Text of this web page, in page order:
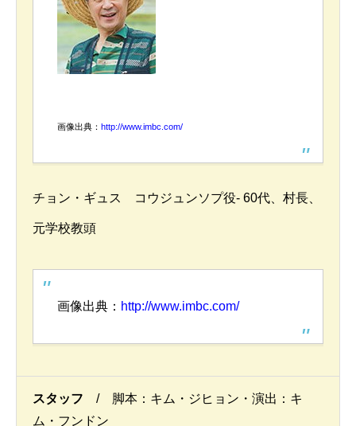
画像出典： http://www.imbc.com/
チョン・ギュス コウジュンソプ役- 60代、村長、
元学校教頭
画像出典： http://www.imbc.com/
スタッフ / 脚本：キム・ジヒョン・演出：キ
ム・フンドン